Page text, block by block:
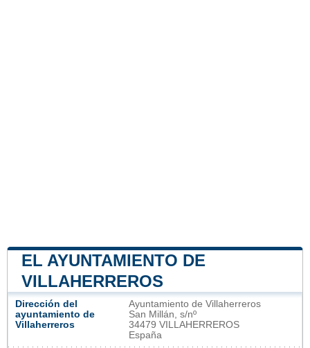
EL AYUNTAMIENTO DE
VILLAHERREROS
Dirección del
ayuntamiento de
Villaherreros
Ayuntamiento de Villaherreros
San Millán, s/nº
34479 VILLAHERREROS
España